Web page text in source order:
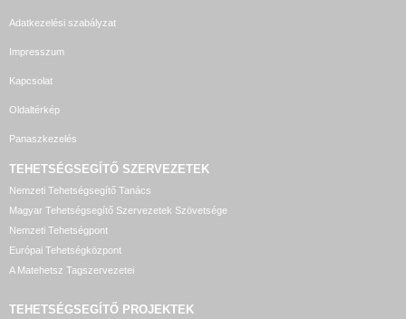
Adatkezelési szabályzat
Impresszum
Kapcsolat
Oldaltérkép
Panaszkezelés
TEHETSÉGSEGÍTŐ SZERVEZETEK
Nemzeti Tehetségsegítő Tanács
Magyar Tehetségsegítő Szervezetek Szövetsége
Nemzeti Tehetségpont
Európai Tehetségközpont
A Matehetsz Tagszervezetei
TEHETSÉGSEGÍTŐ PROJEKTEK